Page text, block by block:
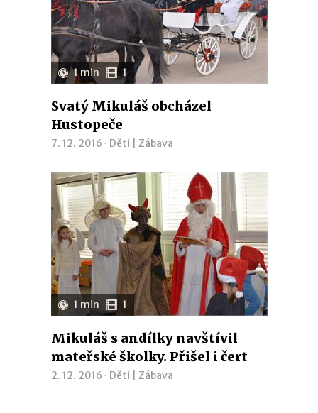
1 min 1
Svatý Mikuláš obcházel
Hustopeče
7. 12. 2016 · Děti Zábava
1 min 1
Mikuláš s andílky navštívil
mateřské školky. Přišel i čert
2. 12. 2016 · Děti Zábava